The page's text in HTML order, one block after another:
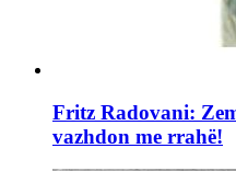
Fritz Radovani:
vazhdon me rrahë!